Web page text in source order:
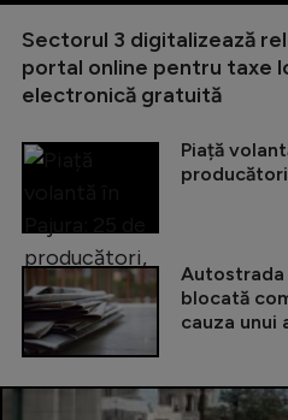
Sectorul 3 digitalizează
portal online pentru taxe
electronică gratuită
Piață
Autostrada
blocată
cauza unui